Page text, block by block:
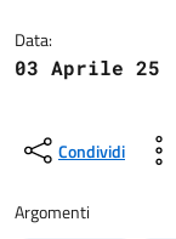
Data:
03 Aprile 25
Condividi
Argomenti